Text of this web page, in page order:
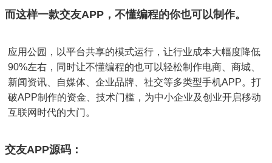
而这样一款交友APP，不懂编程的你也可以制作。
应用公园，以平台共享的模式运行，让行业成本大幅度降低
90%左右，同时让不懂编程的也可以轻松制作电商、商城、
新闻资讯、自媒体、企业品牌、社交等多类型手机APP。打
破APP制作的资金、技术门槛，为中小企业及创业开启移动
互联网时代的大门。
交友APP源码：